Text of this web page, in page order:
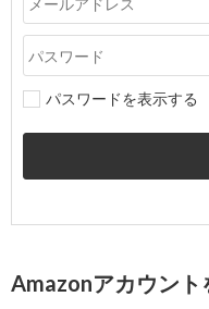
パスワードを表示する
Amazonアカウント